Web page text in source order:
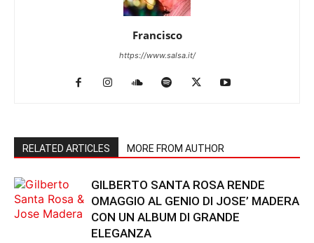
Francisco
https://www.salsa.it/
RELATED ARTICLES MORE FROM AUTHOR
GILBERTO SANTA ROSA RENDE
OMAGGIO AL GENIO DI JOSE’ MADERA
CON UN ALBUM DI GRANDE
ELEGANZA